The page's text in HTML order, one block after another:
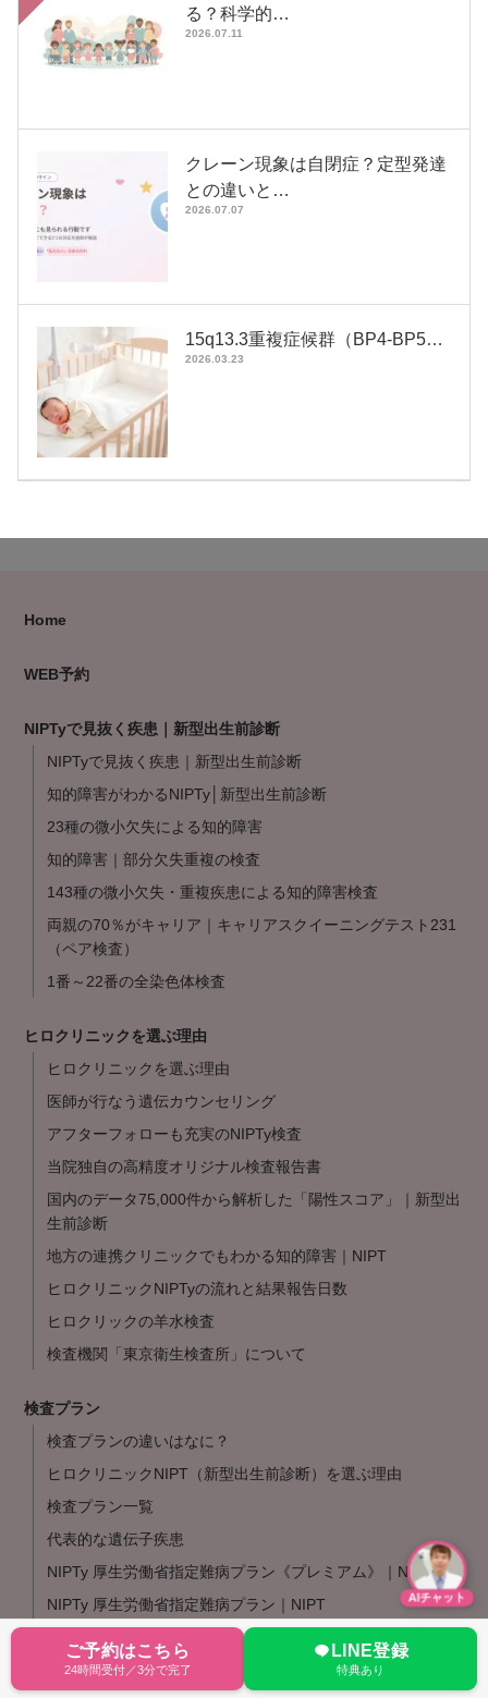
る？科学的…
2026.07.11
クレーン現象は自閉症？定型発達
との違いと…
2026.07.07
15q13.3重複症候群（BP4-BP5…
2026.03.23
Home
WEB予約
NIPTyで見抜く疾患｜新型出生前診断
NIPTyで見抜く疾患｜新型出生前診断
知的障害がわかるNIPTy│新型出生前診断
23種の微小欠失による知的障害
知的障害｜部分欠失重複の検査
143種の微小欠失・重複疾患による知的障害検査
両親の70％がキャリア｜キャリアスクイーニングテスト231
（ペア検査）
1番～22番の全染色体検査
ヒロクリニックを選ぶ理由
ヒロクリニックを選ぶ理由
医師が行なう遺伝カウンセリング
アフターフォローも充実のNIPTy検査
当院独自の高精度オリジナル検査報告書
国内のデータ75,000件から解析した「陽性スコア」｜新型出
生前診断
地方の連携クリニックでもわかる知的障害｜NIPT
ヒロクリニックNIPTyの流れと結果報告日数
ヒロクリックの羊水検査
検査機関「東京衛生検査所」について
検査プラン
検査プランの違いはなに？
ヒロクリニックNIPT（新型出生前診断）を選ぶ理由
検査プラン一覧
代表的な遺伝子疾患
NIPTy 厚生労働省指定難病プラン《プレミアム》｜NIPT
NIPTy 厚生労働省指定難病プラン｜NIPT
NIPTy その他のプラン｜NIPT
検査オプション｜NIPT
ご予約はこちら
24時間受付／3分で完了
LINE登録
特典あり
AIチャット